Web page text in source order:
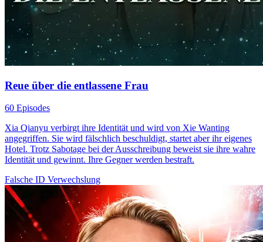
Reue über die entlassene Frau
60 Episodes
Xia Qianyu verbirgt ihre Identität und wird von Xie Wanting
angegriffen. Sie wird fälschlich beschuldigt, startet aber ihr eigenes
Hotel. Trotz Sabotage bei der Ausschreibung beweist sie ihre wahre
Identität und gewinnt. Ihre Gegner werden bestraft.
Falsche ID Verwechslung